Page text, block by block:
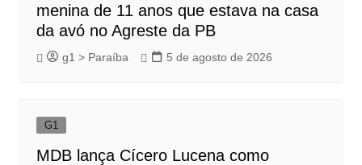
menina de 11 anos que estava na casa
da avó no Agreste da PB
g1 > Paraíba 5 de agosto de 2026
G1
MDB lança Cícero Lucena como